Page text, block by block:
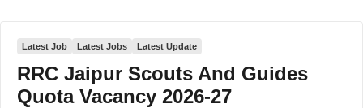
Latest Job Latest Jobs Latest Update
RRC Jaipur Scouts And Guides
Quota Vacancy 2026-27